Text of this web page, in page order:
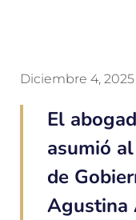
Diciembre 4, 2025
El
asumió
de
Agustina